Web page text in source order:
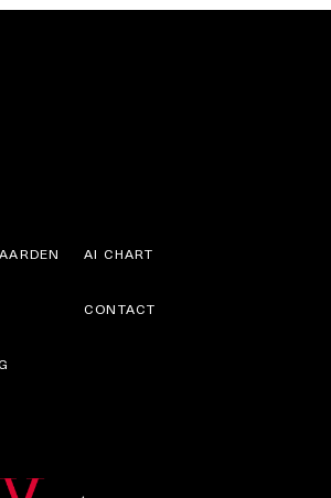
AI CHART
CONTACT